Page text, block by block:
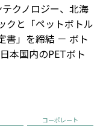
クノロジー、北海
クと「ペットボトル
書」を締結 － ボト
本国内のPETボト
コーポレート